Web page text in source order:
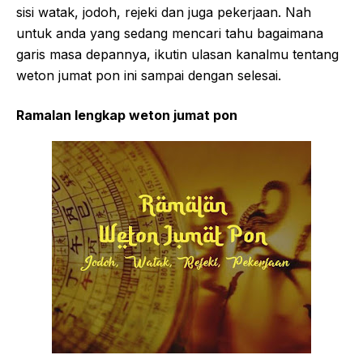
sisi watak, jodoh, rejeki dan juga pekerjaan. Nah
untuk anda yang sedang mencari tahu bagaimana
garis masa depannya, ikutin ulasan kanalmu tentang
weton jumat pon ini sampai dengan selesai.
Ramalan lengkap weton jumat pon